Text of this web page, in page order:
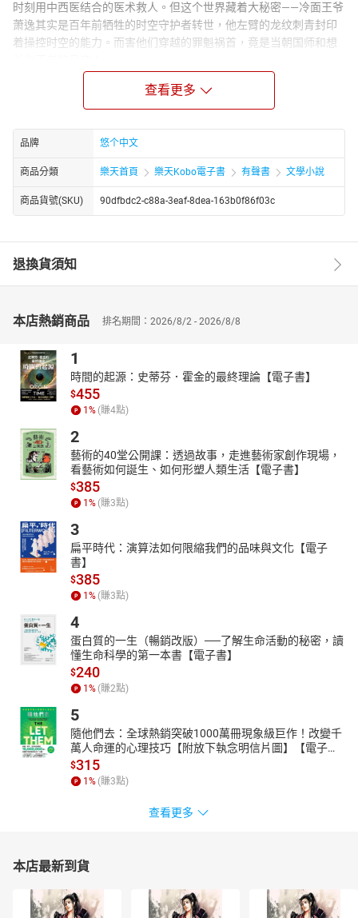
时刻用中西医结合的医术救人。但这个世界藏着大秘密——冷面王爷
萧逸其实是百年前牺牲的时空守护者转世，他左臂的龙纹刺青封印
着操控时空的能力。而害他们穿越的罪魁祸首，竟是当朝国师和想
骨，平实中藏张力，不事浮夸雕琢，却能于细微处勾勒人物心境，
于平淡间铺陈时代肌理，展现出极强的文字把控能力与叙事功底。
无论是场景描摹、细节刻画，还是情感铺陈、思想表达，均层次分
明、意蕴深远，兼具画面感与感染力，使读者极易沉浸于文本所构
建的叙事世界之中。
查看更多
品牌 悠个中文
商品分類 樂天首頁 樂天Kobo電子書 有聲書 文學小說
商品貨號(SKU) 90dfbdc2-c88a-3eaf-8dea-163b0f86f03c
退換貨須知
本店熱銷商品 排名期間：2026/8/2 - 2026/8/8
1
時間的起源：史蒂芬．霍金的最終理論【電子書】
$455
1 % (賺4點)
2
藝術的40堂公開課：透過故事，走進藝術家創作現場，
看藝術如何誕生、如何形塑人類生活【電子書】
$385
1 % (賺3點)
3
扁平時代：演算法如何限縮我們的品味與文化【電子
書】
$385
1 % (賺3點)
4
蛋白質的一生（暢銷改版）──了解生命活動的秘密，讀
懂生命科學的第一本書【電子書】
$240
1 % (賺2點)
5
隨他們去：全球熱銷突破1000萬冊現象級巨作！改變千
萬人命運的心理技巧【附放下執念明信片圖】【電子
書】
$315
1 % (賺3點)
查看更多
本店最新到貨